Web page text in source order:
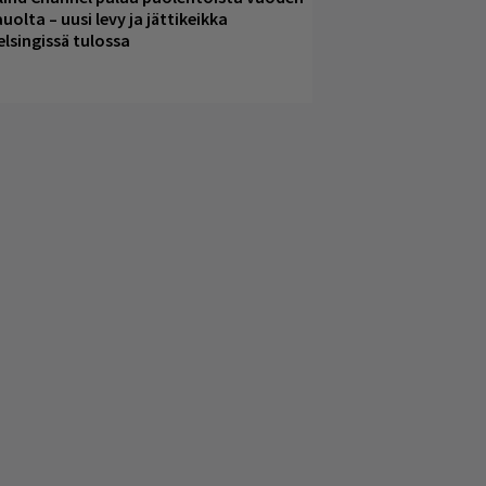
– uusi levy ja jättikeikka
tulossa